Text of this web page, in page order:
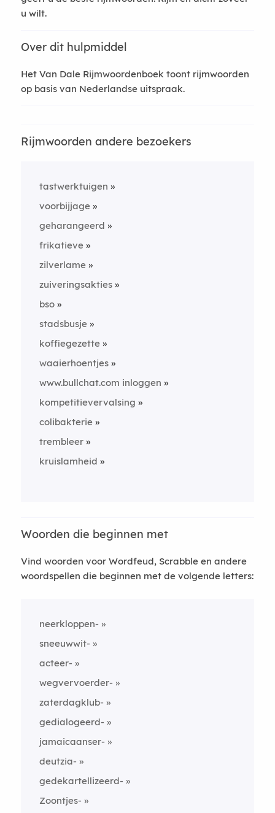
u wilt.
Over dit hulpmiddel
Het Van Dale Rijmwoordenboek toont rijmwoorden
op basis van Nederlandse uitspraak.
Rijmwoorden andere bezoekers
tastwerktuigen
voorbijjage
geharangeerd
frikatieve
zilverlame
zuiveringsakties
bso
stadsbusje
koffiegezette
waaierhoentjes
www.bullchat.com inloggen
kompetitievervalsing
colibakterie
trembleer
kruislamheid
Woorden die beginnen met
Vind woorden voor Wordfeud, Scrabble en andere
woordspellen die beginnen met de volgende letters:
neerkloppen-
sneeuwwit-
acteer-
wegvervoerder-
zaterdagklub-
gedialogeerd-
jamaicaanser-
deutzia-
gedekartellizeerd-
Zoontjes-